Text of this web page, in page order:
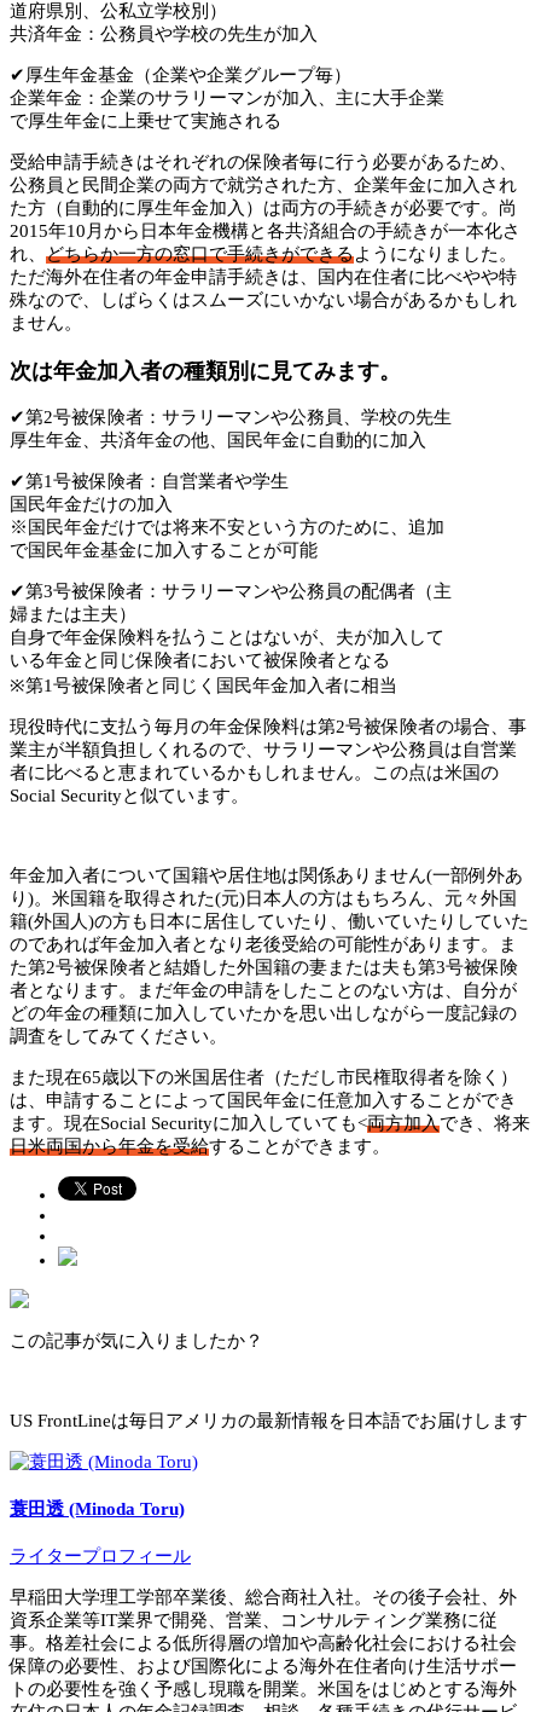
道府県別、公私立学校別）
共済年金：公務員や学校の先生が加入
✔厚生年金基金（企業や企業グループ毎）
企業年金：企業のサラリーマンが加入、主に大手企業
で厚生年金に上乗せて実施される
受給申請手続きはそれぞれの保険者毎に行う必要があるため、
公務員と民間企業の両方で就労された方、企業年金に加入され
た方（自動的に厚生年金加入）は両方の手続きが必要です。尚
2015年10月から日本年金機構と各共済組合の手続きが一本化さ
れ、 どちらか一方の窓口で手続きができるようになりました。
ただ海外在住者の年金申請手続きは、国内在住者に比べやや特
殊なので、しばらくはスムーズにいかない場合があるかもしれ
ません。
次は年金加入者の種類別に見てみます。
✔第2号被保険者：サラリーマンや公務員、学校の先生
厚生年金、共済年金の他、国民年金に自動的に加入
✔第1号被保険者：自営業者や学生
国民年金だけの加入
※国民年金だけでは将来不安という方のために、追加
で国民年金基金に加入することが可能
✔第3号被保険者：サラリーマンや公務員の配偶者（主
婦または主夫）
自身で年金保険料を払うことはないが、夫が加入して
いる年金と同じ保険者において被保険者となる
※第1号被保険者と同じく国民年金加入者に相当
現役時代に支払う毎月の年金保険料は第2号被保険者の場合、事
業主が半額負担しくれるので、サラリーマンや公務員は自営業
者に比べると恵まれているかもしれません。この点は米国の
Social Securityと似ています。
年金加入者について国籍や居住地は関係ありません(一部例外あ
り)。米国籍を取得された(元)日本人の方はもちろん、元々外国
籍(外国人)の方も日本に居住していたり、働いていたりしていた
のであれば年金加入者となり老後受給の可能性があります。ま
た第2号被保険者と結婚した外国籍の妻または夫も第3号被保険
者となります。まだ年金の申請をしたことのない方は、自分が
どの年金の種類に加入していたかを思い出しながら一度記録の
調査をしてみてください。
また現在65歳以下の米国居住者（ただし市民権取得者を除く）
は、申請することによって国民年金に任意加入することができ
ます。現在Social Securityに加入していても<両方加入でき、将来
日米両国から年金を受給することができます。
この記事が気に入りましたか？
US FrontLineは毎日アメリカの最新情報を日本語でお届けします
蓑田透 (Minoda Toru)
ライタープロフィール
早稲田大学理工学部卒業後、総合商社入社。その後子会社、外
資系企業等IT業界で開発、営業、コンサルティング業務に従
事。格差社会による低所得層の増加や高齢化社会における社会
保障の必要性、および国際化による海外在住者向け生活サポー
トの必要性を強く予感し現職を開業。米国をはじめとする海外